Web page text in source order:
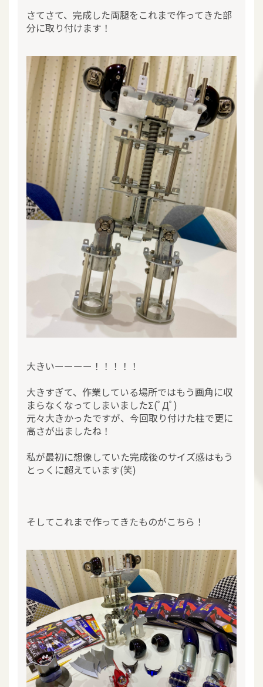
さてさて、完成した両腿をこれまで作ってきた部
分に取り付けます！
大きいーーーー！！！！！
大きすぎて、作業している場所ではもう画角に収
まらなくなってしまいましたΣ(ﾟДﾟ)
元々大きかったですが、今回取り付けた柱で更に
高さが出ましたね！
私が最初に想像していた完成後のサイズ感はもう
とっくに超えています(笑)
そしてこれまで作ってきたものがこちら！